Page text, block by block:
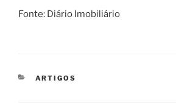
Fonte: Diário Imobiliário
CATEGORIAS
ARTIGOS